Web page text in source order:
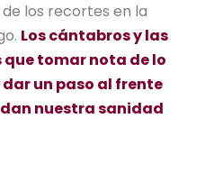
los recortes en la
Los cántabros y las
tomar nota de lo
un paso al frente
nuestra sanidad